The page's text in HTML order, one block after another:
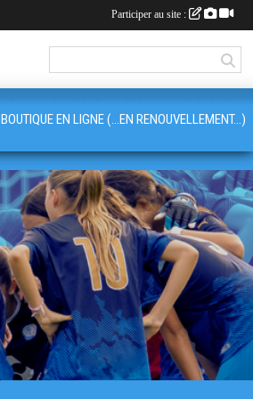
BOUTIQUE EN LIGNE (...EN RENOUVELLEMENT...)
Participer au site :